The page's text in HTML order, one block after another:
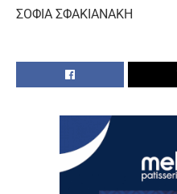
ΣΟΦΙΑ ΣΦΑΚΙΑΝΑΚΗ